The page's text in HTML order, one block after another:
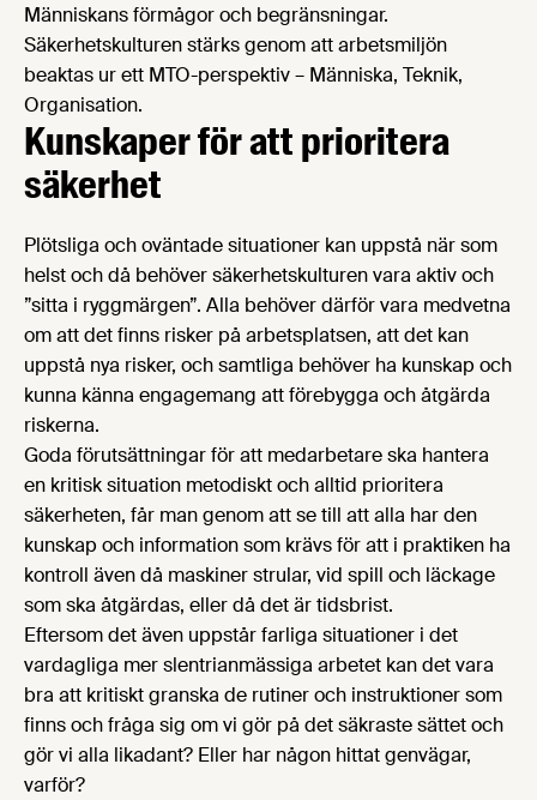
Människans förmågor och begränsningar.
Säkerhetskulturen stärks genom att arbetsmiljön
beaktas ur ett MTO-perspektiv – Människa, Teknik,
Organisation.
Kunskaper för att prioritera
säkerhet
Plötsliga och oväntade situationer kan uppstå när som
helst och då behöver säkerhetskulturen vara aktiv och
”sitta i ryggmärgen”. Alla behöver därför vara medvetna
om att det finns risker på arbetsplatsen, att det kan
uppstå nya risker, och samtliga behöver ha kunskap och
kunna känna engagemang att förebygga och åtgärda
riskerna.
Goda förutsättningar för att medarbetare ska hantera
en kritisk situation metodiskt och alltid prioritera
säkerheten, får man genom att se till att alla har den
kunskap och information som krävs för att i praktiken ha
kontroll även då maskiner strular, vid spill och läckage
som ska åtgärdas, eller då det är tidsbrist.
Eftersom det även uppstår farliga situationer i det
vardagliga mer slentrianmässiga arbetet kan det vara
bra att kritiskt granska de rutiner och instruktioner som
finns och fråga sig om vi gör på det säkraste sättet och
gör vi alla likadant? Eller har någon hittat genvägar,
varför?